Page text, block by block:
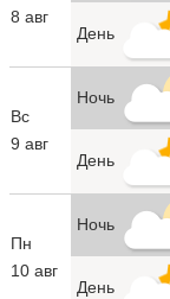
8 авг
День
Вс
9 авг
Ночь
День
Пн
10 авг
Ночь
День